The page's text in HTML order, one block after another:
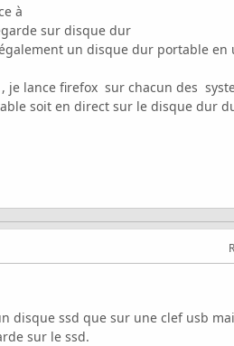
à
sur disque dur
un disque dur portable en
je lance firefox sur chacun des
soit en direct sur le disque dur
disque ssd que sur une clef usb
sur le ssd.